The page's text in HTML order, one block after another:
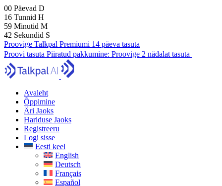
00 Päevad D
16 Tunnid H
59 Minutid M
41 Sekundid S
Proovige Talkpal Premiumi 14 päeva tasuta
Proovi tasuta Piiratud pakkumine: Proovige 2 nädalat tasuta
Avaleht
Õppimine
Äri Jaoks
Hariduse Jaoks
Registreeru
Logi sisse
Eesti keel
English
Deutsch
Français
Español